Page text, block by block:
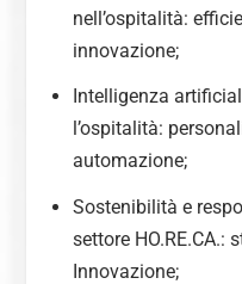
nell’ospitalità:
innovazione;
Intelligenza
l’ospitalità:
automazione;
Sostenibilità e
settore HO.RE.CA.:
Innovazione;